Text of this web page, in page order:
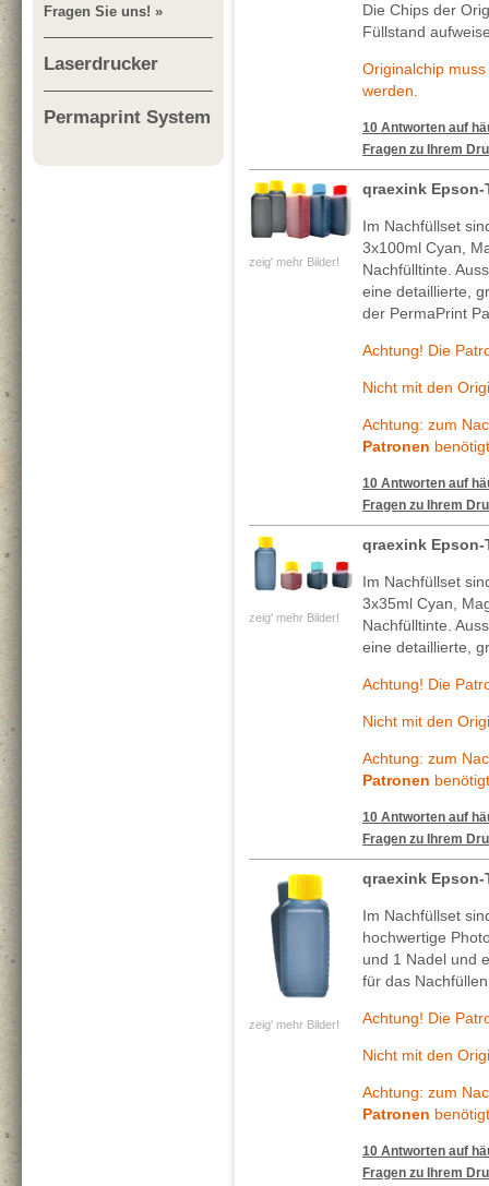
Fragen Sie uns! »
Laserdrucker
Permaprint System
Die Chips der
Füllstand
Originalchip
werden.
10 Antworten auf
Fragen zu Ihrem
zeig' mehr Bilder!
qraexink Epson-
Im Nachfüllset
3x100ml Cyan,
Nachfülltinte.
eine detaillierte,
der PermaPrint
Achtung! Die
Nicht mit den
Achtung: zum
Patronen
10 Antworten auf
Fragen zu Ihrem
zeig' mehr Bilder!
qraexink Epson-
Im Nachfüllset
3x35ml Cyan,
Nachfülltinte.
eine detaillierte,
Achtung! Die
Nicht mit den
Achtung: zum
Patronen
10 Antworten auf
Fragen zu Ihrem
zeig' mehr Bilder!
qraexink Epson-
Im Nachfüllset
hochwertige
und 1 Nadel und
für das
Achtung! Die
Nicht mit den
Achtung: zum
Patronen
10 Antworten auf
Fragen zu Ihrem